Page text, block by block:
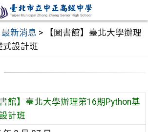
最新消息 >
【圖書館】臺北大學辦理
式設計班
書館】臺北大學辦理第16期Python基
計班